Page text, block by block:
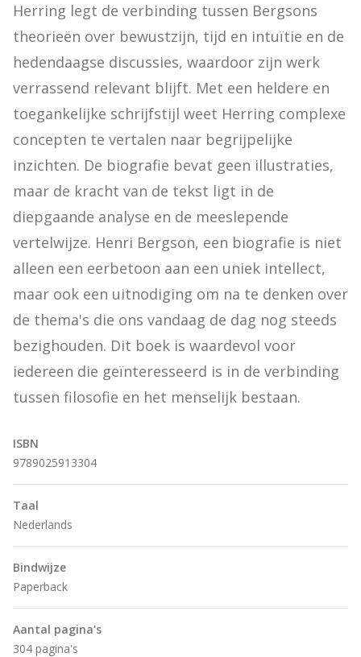
Herring legt de verbinding tussen Bergsons
theorieën over bewustzijn, tijd en intuïtie en de
hedendaagse discussies, waardoor zijn werk
verrassend relevant blijft. Met een heldere en
toegankelijke schrijfstijl weet Herring complexe
concepten te vertalen naar begrijpelijke
inzichten. De biografie bevat geen illustraties,
maar de kracht van de tekst ligt in de
diepgaande analyse en de meeslepende
vertelwijze. Henri Bergson, een biografie is niet
alleen een eerbetoon aan een uniek intellect,
maar ook een uitnodiging om na te denken over
de thema's die ons vandaag de dag nog steeds
bezighouden. Dit boek is waardevol voor
iedereen die geïnteresseerd is in de verbinding
tussen filosofie en het menselijk bestaan.
ISBN
9789025913304
Taal
Nederlands
Bindwijze
Paperback
Aantal pagina's
304 pagina's